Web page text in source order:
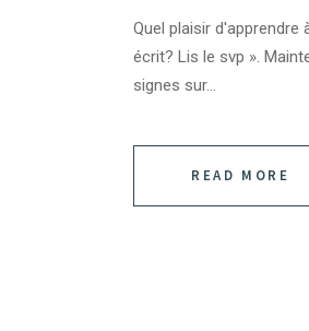
Quel plaisir d'apprendre
écrit? Lis le svp ».
signes sur...
READ MORE